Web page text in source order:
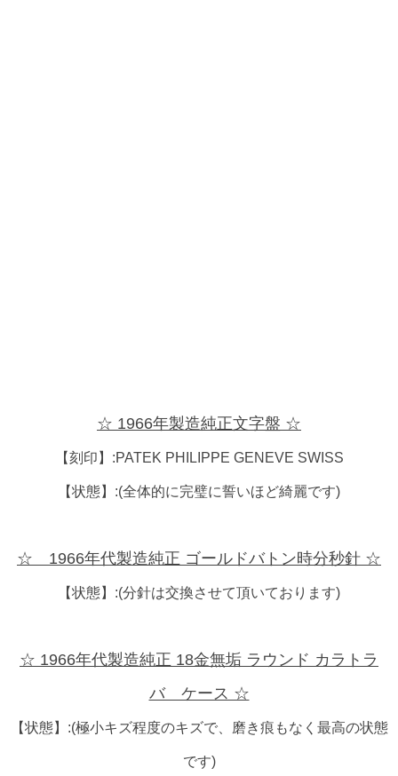
☆ 1966年製造純正文字盤 ☆
【刻印】:PATEK PHILIPPE GENEVE SWISS
【状態】:(全体的に完璧に誓いほど綺麗です)
☆ 1966年代製造純正 ゴールドバトン時分秒針 ☆
【状態】:(分針は交換させて頂いております)
☆ 1966年代製造純正 18金無垢 ラウンド カラトラ
バ ケース ☆
【状態】:(極小キズ程度のキズで、磨き痕もなく最高の状態
です)